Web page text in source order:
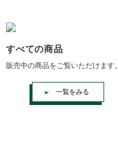
すべての商品
販売中の商品をご覧いただけます。
一覧をみる